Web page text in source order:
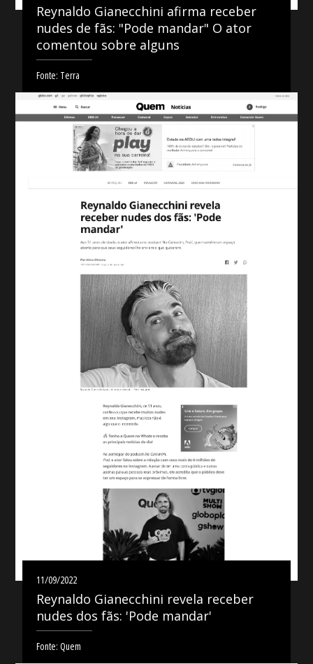
Reynaldo Gianecchini afirma receber
nudes de fãs: "Pode mandar" O ator
comentou sobre alguns
Fonte: Terra
11/09/2022
Reynaldo Gianecchini revela receber
nudes dos fãs: 'Pode mandar'
Fonte: Quem